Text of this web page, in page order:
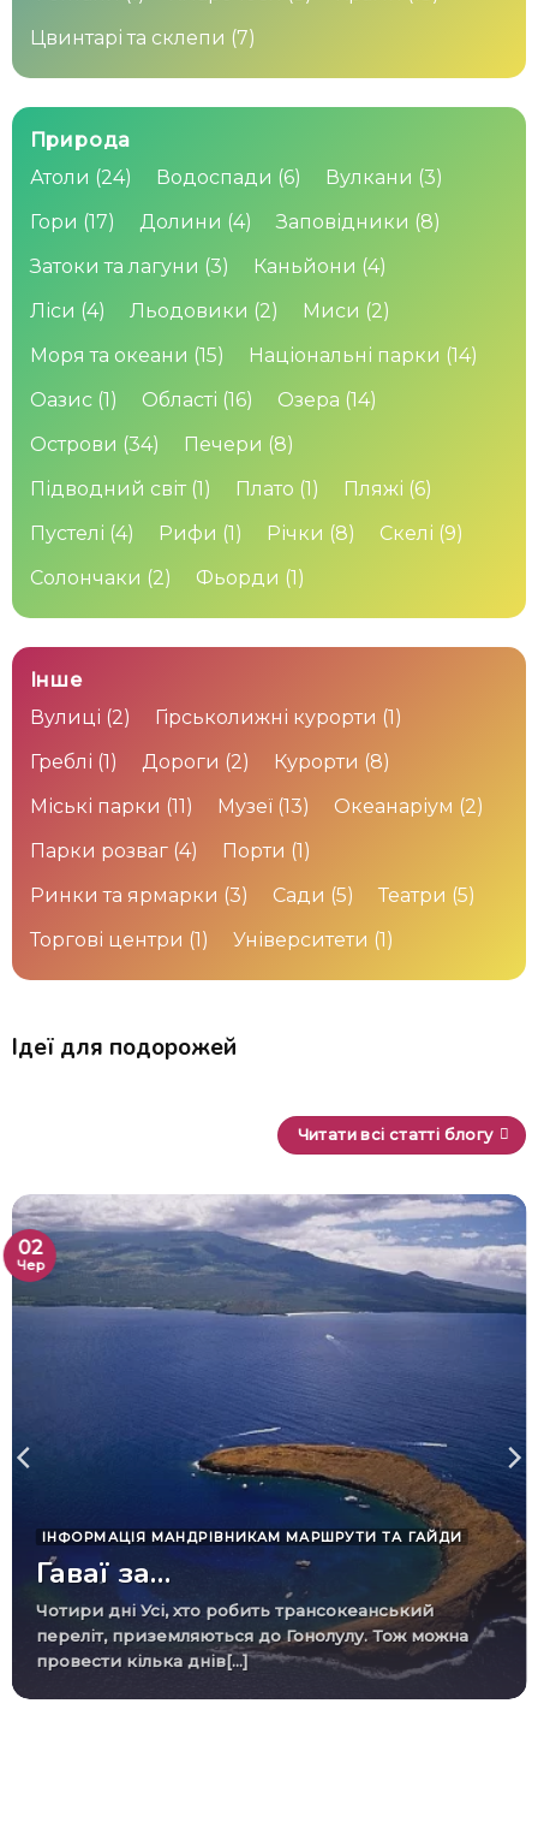
Цвинтарі та склепи (7)
Природа
Атоли (24) Водоспади (6) Вулкани (3)
Гори (17) Долини (4) Заповідники (8)
Затоки та лагуни (3) Каньйони (4)
Ліси (4) Льодовики (2) Миси (2)
Моря та океани (15) Національні парки (14)
Оазис (1) Області (16) Озера (14)
Острови (34) Печери (8)
Підводний світ (1) Плато (1) Пляжі (6)
Пустелі (4) Рифи (1) Річки (8) Скелі (9)
Солончаки (2) Фьорди (1)
Інше
Вулиці (2) Гірськолижні курорти (1)
Греблі (1) Дороги (2) Курорти (8)
Міські парки (11) Музеї (13) Океанаріум (2)
Парки розваг (4) Порти (1)
Ринки та ярмарки (3) Сади (5) Театри (5)
Торгові центри (1) Університети (1)
Ідеї для подорожей
Читати всі статті блогу
ІНФОРМАЦІЯ МАНДРІВНИКАМ МАРШРУТИ ТА ГАЙДИ
Гаваї за…
Чотири дні Усі, хто робить трансокеанський
переліт, приземляються до Гонолулу. Тож можна
провести кілька днів[...]
02
Чер